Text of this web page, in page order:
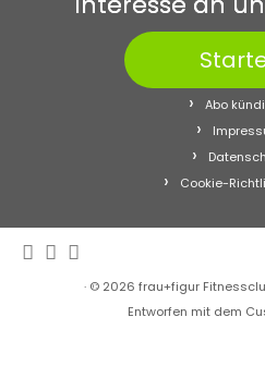
Abo
Cookie-
· © 2026 frau+figur
Entworfen mit dem